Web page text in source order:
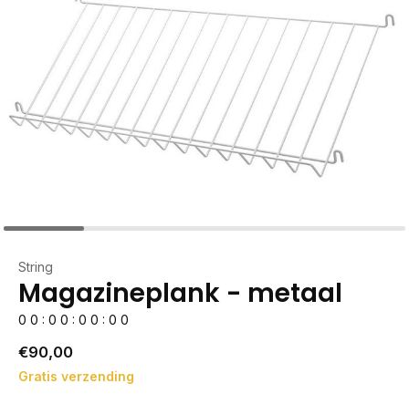
String
Magazineplank - metaal
0 0 : 0 0 : 0 0 : 0 0
€90,00
Gratis verzending